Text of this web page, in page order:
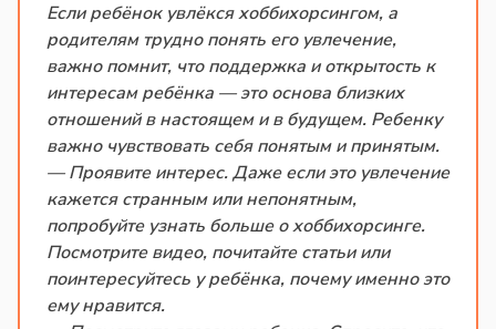
Если ребёнок увлёкся хоббихорсингом, а
родителям трудно понять его увлечение,
важно помнит, что поддержка и открытость к
интересам ребёнка — это основа близких
отношений в настоящем и в будущем. Ребенку
важно чувствовать себя понятым и принятым.
— Проявите интерес. Даже если это увлечение
кажется странным или непонятным,
попробуйте узнать больше о хоббихорсинге.
Посмотрите видео, почитайте статьи или
поинтересуйтесь у ребёнка, почему именно это
ему нравится.